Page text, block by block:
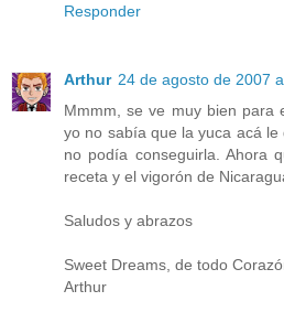
Responder
Arthur 24 de agosto de 2007
Mmmm, se ve muy bien para
yo no sabía que la yuca acá
no podía conseguirla. Ahora
receta y el vigorón de
Saludos y abrazos
Sweet Dreams, de todo
Arthur